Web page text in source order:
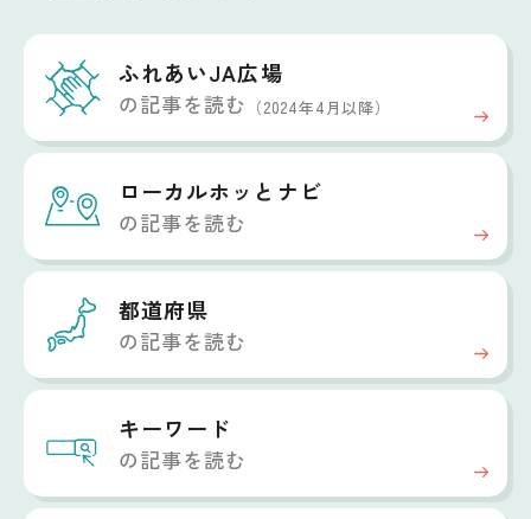
ふれあいJA広場
の記事を読む （2024年4月以降）
ローカルホッと ナビ
の記事を読む
都道府県
の記事を読む
キーワード
の記事を読む